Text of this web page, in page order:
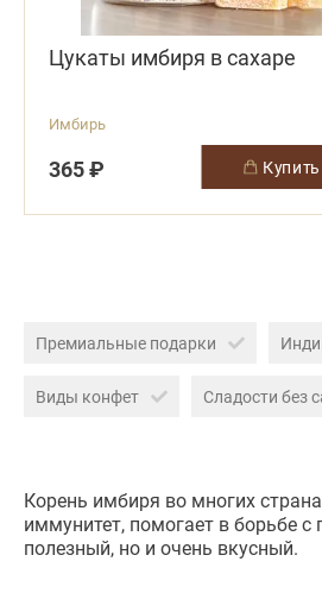
Цукаты имбиря в сахаре
Имбирь
365 ₽ купить
Премиальные подарки
Виды конфет Сладости без
Корень имбиря во многих
иммунитет, помогает в борьбе
полезный, но и очень вкусный.